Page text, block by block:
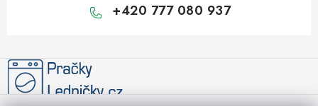
+420 777 080 937
á